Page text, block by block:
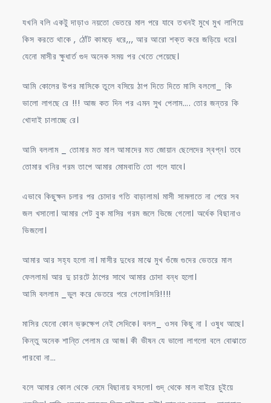
যখনি বলি একটু দাড়াও নয়তো ভেতরে মাল পরে যাবে তখনই মুখে মুখ লাগিয়ে
কিস করতে থাকে , ঠোঁট কামড়ে ধরে,,, আর আরো শক্ত করে জড়িয়ে ধরে।
যেনো মাসীর ক্ষুধার্ত গুদ অনেক সময় পর খেতে পেয়েছে।
আমি কোলের উপর মাসিকে তুলে বসিয়ে ঠাপ দিতে দিতে মাসি বললো_ কি
ভালো লাগছে রে !!! আজ কত দিন পর এমন সুখ পেলাম…. তোর জন্তর কি
খোদাই চালাচ্ছে রে।
আমি বললাম _ তোমার মত মাল আমাদের মত জোয়ান ছেলেদের স্বপ্ন। তবে
তোমার খনির গরম তাপে আমার মোমবাতি তো গলে যাবে।
এভাবে কিছুক্ষন চলার পর চোদার গতি বাড়ালাম। মাসী সামলাতে না পেরে সব
জল খসালো। আমার পেট বুক মাসির গরম জলে ভিজে গেলো। অর্ধেক বিছানাও
ভিজলো।
আমার আর সহ্য হলো না। মাসীর দুধের মাঝে মুখ গুঁজে গুদের ভেতরে মাল
ফেললাম। আর দু চারটে ঠাপের সাথে আমার চোদা বন্ধ হলো।
আমি বললাম _ভুল করে ভেতরে পরে গেলো।সরি!!!!
মাসির যেনো কোন ভ্রুক্ষেপ নেই সেদিকে। বলল_ ওসব কিছু না । ওষুধ আছে।
কিন্তু অনেক শান্তি পেলাম রে আজ। কী ভীষন যে ভালো লাগলো বলে বোঝাতে
পারবো না…
বলে আমার কোল থেকে নেমে বিছানায় বসলো। গুদ্ থেকে মাল বাইরে চুইয়ে